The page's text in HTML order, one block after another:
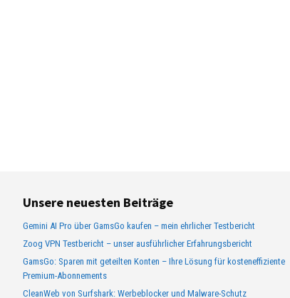
Unsere neuesten Beiträge
Gemini AI Pro über GamsGo kaufen – mein ehrlicher Testbericht
Zoog VPN Testbericht – unser ausführlicher Erfahrungsbericht
GamsGo: Sparen mit geteilten Konten – Ihre Lösung für kosteneffiziente
Premium-Abonnements
CleanWeb von Surfshark: Werbeblocker und Malware-Schutz